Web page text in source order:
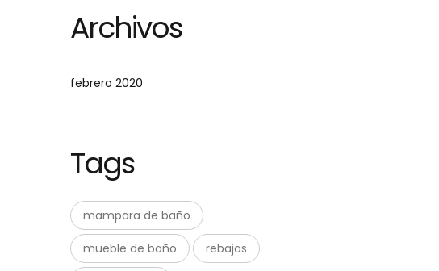
Archivos
febrero 2020
Tags
mampara de baño
mueble de baño rebajas